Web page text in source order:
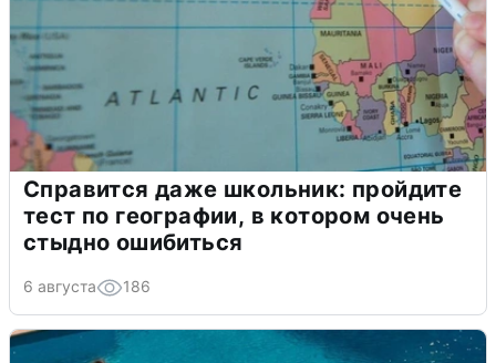
Справится даже школьник: пройдите
тест по географии, в котором очень
стыдно ошибиться
6 августа 186